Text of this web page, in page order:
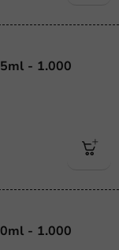
- 1.000
- 1.000